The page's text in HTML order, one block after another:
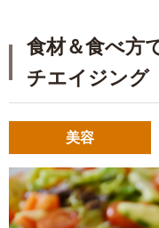
食材＆食べ方
チエイジング
美容